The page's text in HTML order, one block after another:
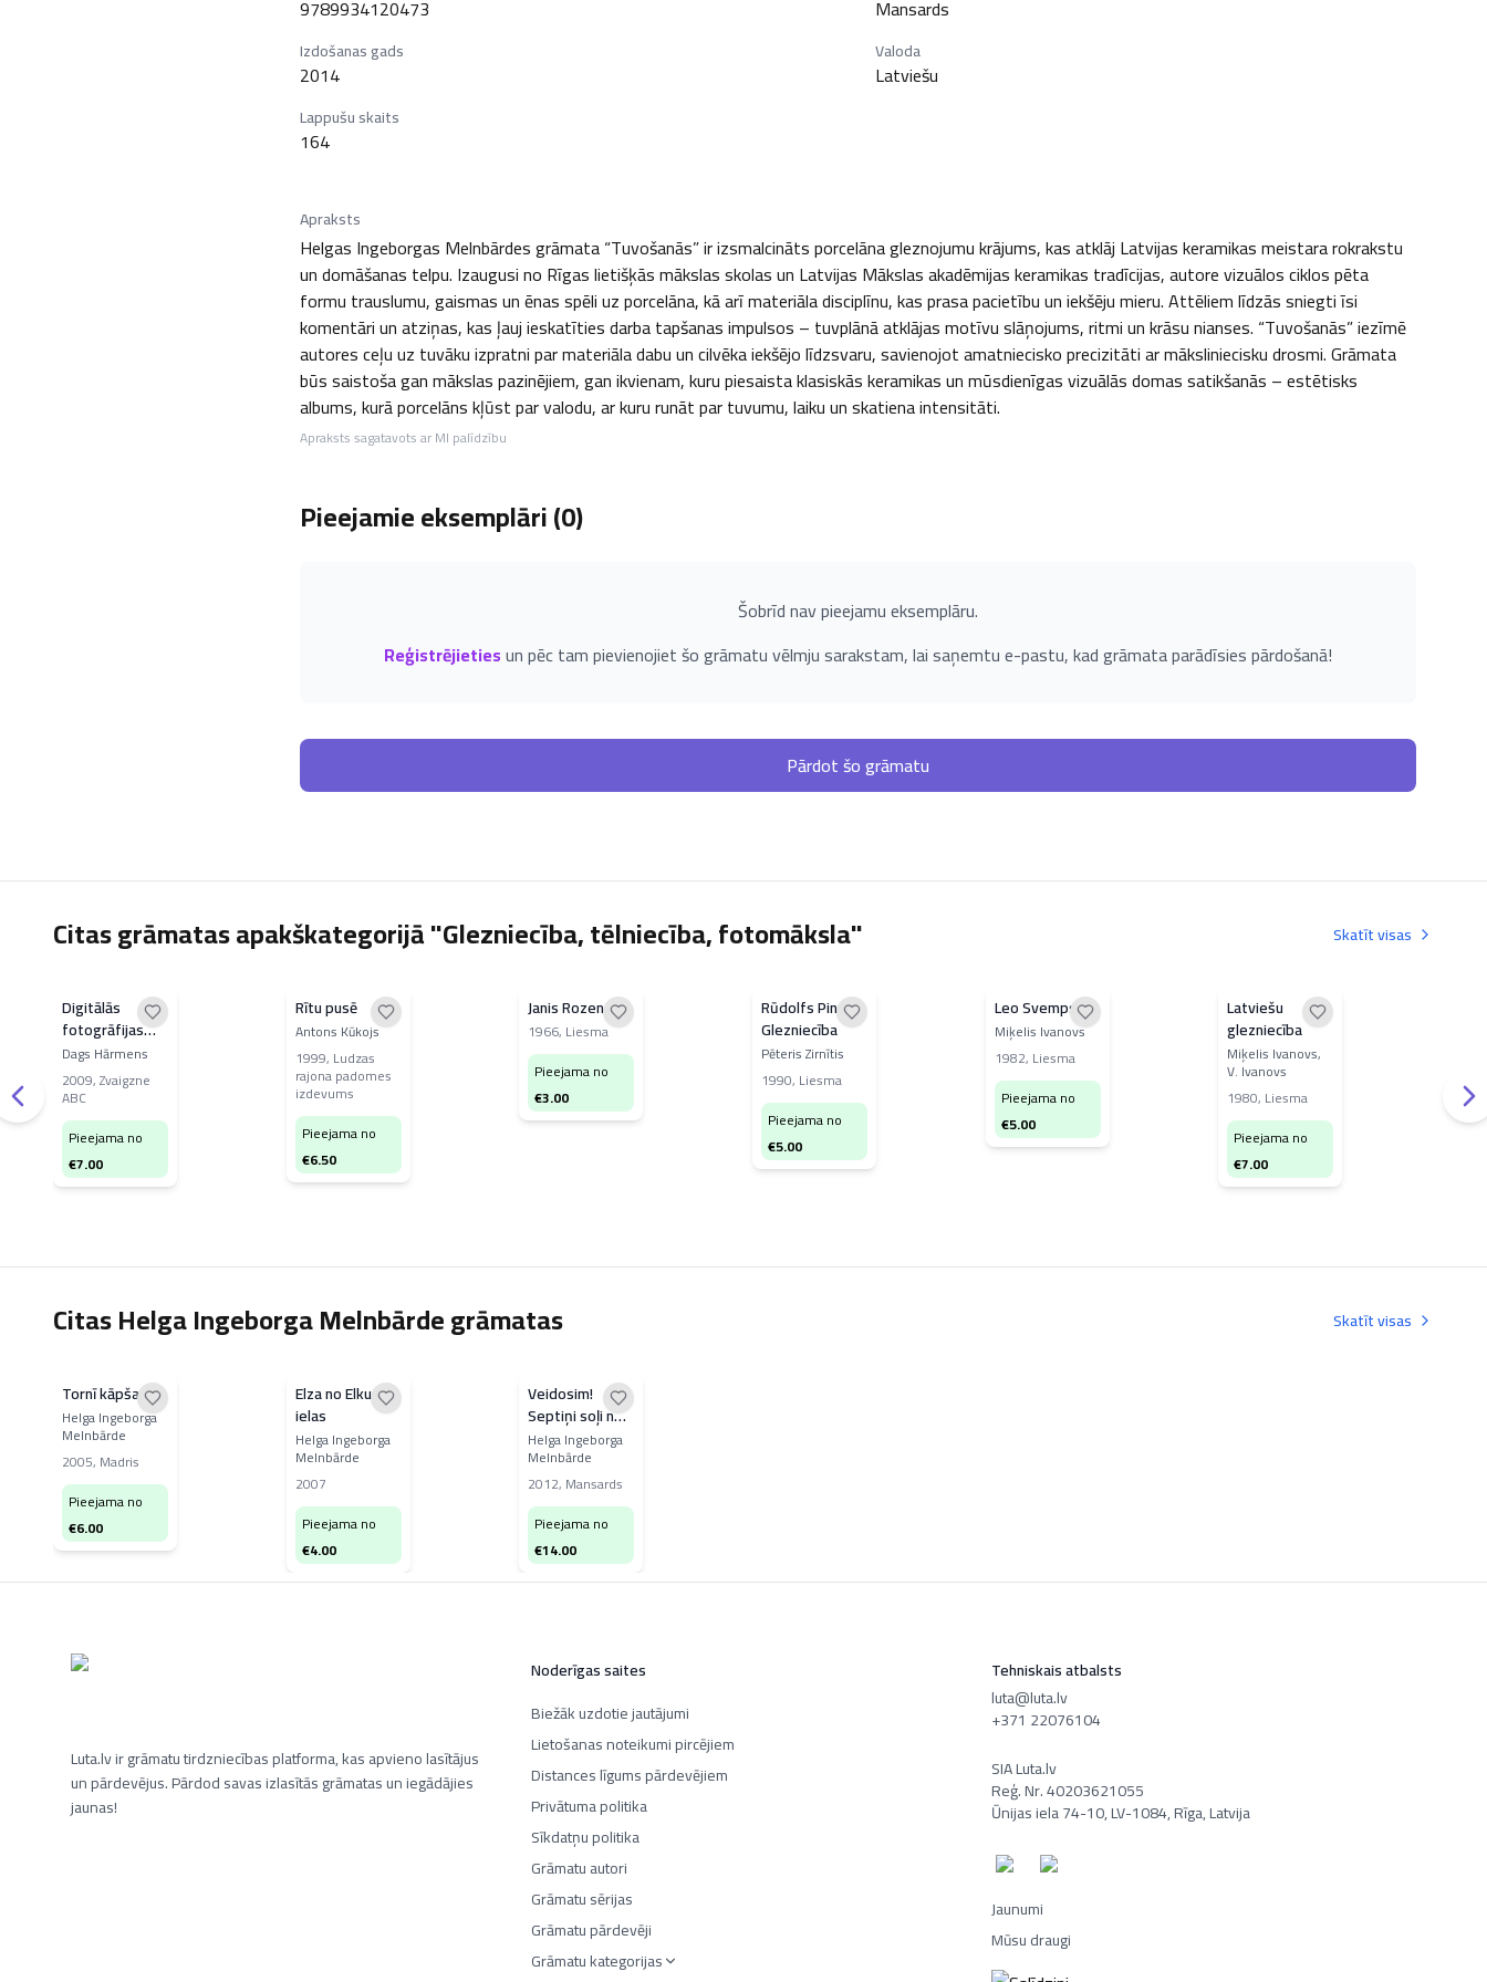
9789934120473 Mansards
Izdošanas gads
2014
Valoda
Latviešu
Lappušu skaits
164
Apraksts
Helgas Ingeborgas Melnbārdes grāmata “Tuvošanās” ir izsmalcināts porcelāna gleznojumu krājums, kas atklāj Latvijas keramikas meistara rokrakstu
un domāšanas telpu. Izaugusi no Rīgas lietišķās mākslas skolas un Latvijas Mākslas akadēmijas keramikas tradīcijas, autore vizuālos ciklos pēta
formu trauslumu, gaismas un ēnas spēli uz porcelāna, kā arī materiāla disciplīnu, kas prasa pacietību un iekšēju mieru. Attēliem līdzās sniegti īsi
komentāri un atziņas, kas ļauj ieskatīties darba tapšanas impulsos – tuvplānā atklājas motīvu slāņojums, ritmi un krāsu nianses. “Tuvošanās” iezīmē
autores ceļu uz tuvāku izpratni par materiāla dabu un cilvēka iekšējo līdzsvaru, savienojot amatniecisko precizitāti ar māksliniecisku drosmi. Grāmata
būs saistoša gan mākslas pazinējiem, gan ikvienam, kuru piesaista klasiskās keramikas un mūsdienīgas vizuālās domas satikšanās – estētisks
albums, kurā porcelāns kļūst par valodu, ar kuru runāt par tuvumu, laiku un skatiena intensitāti.
Apraksts sagatavots ar MI palīdzību
Pieejamie eksemplāri (0)
Šobrīd nav pieejamu eksemplāru.
Reģistrējietiesun pēc tam pievienojiet šo grāmatu vēlmju sarakstam, lai saņemtu e-pastu, kad grāmata parādīsies pārdošanā!
Pārdot šo grāmatu
Citas grāmatas apakškategorijā "Glezniecība, tēlniecība, fotomāksla" Skatīt visas
Digitālās
fotogrāfijas
rokasgrāmata
Dags Hārmens
2009,Zvaigzne
ABC
Pieejama no
€7.00
Rītu pusē
Antons Kūkojs
1999, Ludzas
rajona padomes
izdevums
Pieejama no
€6.50
Janis Rozentāls
1966, Liesma
Pieejama no
€3.00
Rūdolfs Pinnis.
Glezniecība
Pēteris Zirnītis
1990, Liesma
Pieejama no
€5.00
Leo Svemps
Miķelis Ivanovs
1982, Liesma
Pieejama no
€5.00
Latviešu
glezniecība
Miķelis Ivanovs,
V. Ivanovs
1980, Liesma
Pieejama no
€7.00
Citas Helga Ingeborga Melnbārde grāmatas Skatīt visas
Tornī kāpšana
Helga Ingeborga
Melnbārde
2005, Madris
Pieejama no
€6.00
Elza no Elku
ielas
Helga Ingeborga
Melnbārde
2007
Pieejama no
€4.00
Veidosim!
Septiņi soļi no
māla līdz
keramikai
Helga Ingeborga
Melnbārde
2012, Mansards
Pieejama no
€14.00
Luta.lv ir grāmatu tirdzniecības platforma, kas apvieno lasītājus
un pārdevējus. Pārdod savas izlasītās grāmatas un iegādājies
jaunas!
Noderīgas saites
Biežāk uzdotie jautājumi
Lietošanas noteikumi pircējiem
Distances līgums pārdevējiem
Privātuma politika
Sīkdatņu politika
Grāmatu autori
Grāmatu sērijas
Grāmatu pārdevēji
Grāmatu kategorijas
Tehniskais atbalsts
luta@luta.lv
+371 22076104
SIA Luta.lv
Reģ. Nr. 40203621055
Ūnijas iela 74-10, LV-1084, Rīga, Latvija
Jaunumi
Mūsu draugi